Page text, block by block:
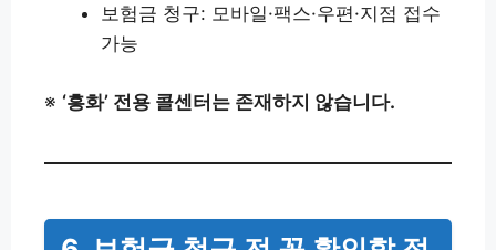
보험금 청구: 모바일·팩스·우편·지점 접수
가능
※ ‘흥화’ 전용 콜센터는 존재하지 않습니다.